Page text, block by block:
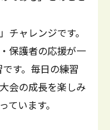
チャレンジです。
保護者の応援が一
す。毎日の練習
会の成長を楽しみ
ています。